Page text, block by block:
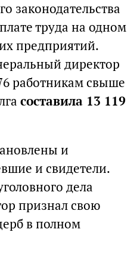
законодательства
труда на одном
предприятий.
директор
работникам свыше
составила 13 119
и
и свидетели.
дела
признал свою
в полном